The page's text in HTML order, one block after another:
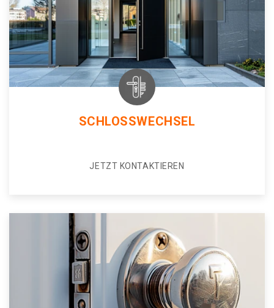
SCHLOSSWECHSEL
JETZT KONTAKTIEREN